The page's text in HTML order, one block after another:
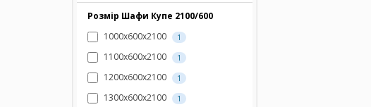
Розмір Шафи Купе 2100/600
1000х600х2100
1
1100х600х2100 1
1200х600х2100 1
1300х600х2100 1